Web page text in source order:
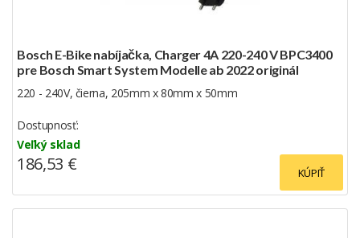
Bosch E-Bike nabíjačka, Charger 4A 220-240 V BPC3400
pre Bosch Smart System Modelle ab 2022 originál
220 - 240V, čierna, 205mm x 80mm x 50mm
Dostupnosť:
Veľký sklad
KÚPIŤ
186,53 €